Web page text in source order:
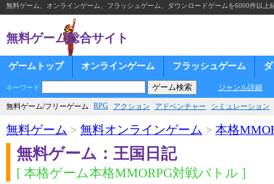
無料ゲーム、オンラインゲーム、フラッシュゲーム、ダウンロードゲームを6000件以上
無料ゲーム総合サイト
ゲームトップ オンラインゲーム フラッシュゲーム
キーワード ジャンル詳細
無料ゲーム/フリーゲーム RPG アクション アドベンチャー シミュレーション
無料ゲーム > 無料オンラインゲーム > 本格
無料ゲーム：王国日記
[ 本格ゲーム本格MMORPG対戦バトル ]